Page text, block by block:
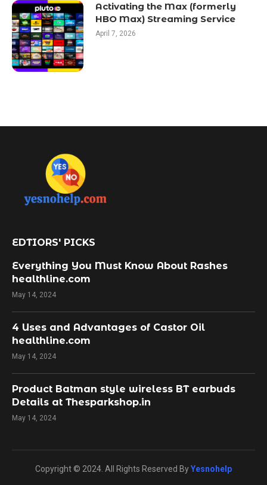
Activating the Max (formerly
HBO Max) Streaming Service
April 7, 2026
EDTIORS' PICKS
Everything You Must Know About Rashes
healthline.com
May 14, 2024
4 Uses and Advantages of Castor Oil
healthline.com
May 14, 2024
Product Batman style wireless BT earbuds
Details at Thesparkshop.in
May 14, 2024
Copyright © 2024. All Rights Reserved ByYesnohelp